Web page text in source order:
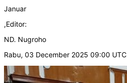
Januar
,Editor:
ND. Nugroho
Rabu, 03 December 2025 09:00 UTC